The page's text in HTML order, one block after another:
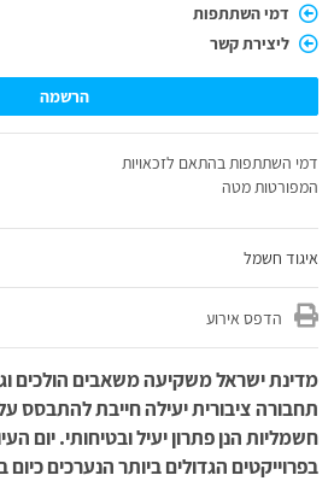
דמי השתתפות
ליצירת קשר
הרשמה
דמי השתתפות בהתאם לזכאויות
המפורטות מטה
איגוד חשמל
הדפס אירוע
מדינת ישראל משקיעה משאבים הולכים
תחבורה ציבורית יעילה חייבת להתבסס
חשמליות הנן פתרון יעיל ובטיחותי. יום
בפרוייקטים הגדולים ביותר הנערכים